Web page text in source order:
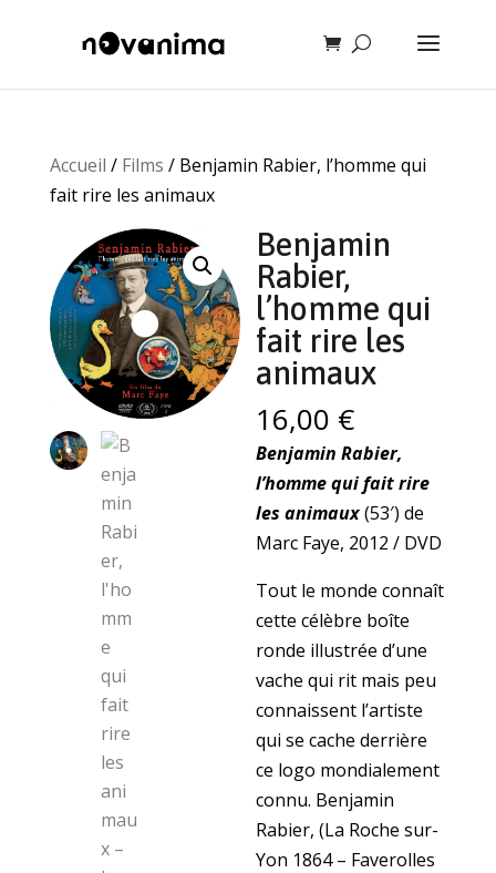
Accueil / Films / Benjamin Rabier, l’homme qui
fait rire les animaux
Benjamin
Rabier,
l’homme qui
fait rire les
animaux
16,00 €
Benjamin Rabier,
l’homme qui fait rire
les animaux(53′) de
Marc Faye, 2012 / DVD
Tout le monde connaît
cette célèbre boîte
ronde illustrée d’une
vache qui rit mais peu
connaissent l’artiste
qui se cache derrière
ce logo mondialement
connu. Benjamin
Rabier, (La Roche sur-
Yon 1864 – Faverolles